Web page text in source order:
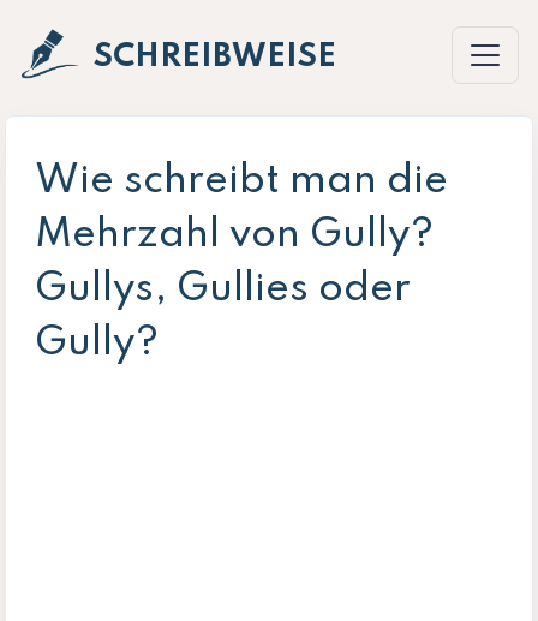
SCHREIBWEISE
Wie schreibt man die
Mehrzahl von Gully?
Gullys, Gullies oder
Gully?